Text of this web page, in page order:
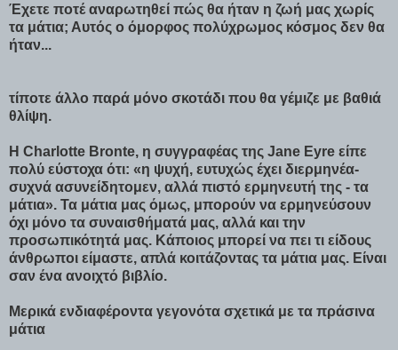
Έχετε ποτέ αναρωτηθεί πώς θα ήταν η ζωή μας χωρίς
τα μάτια; Αυτός ο όμορφος πολύχρωμος κόσμος δεν θα
ήταν...
τίποτε άλλο παρά μόνο σκοτάδι που θα γέμιζε με βαθιά
θλίψη.
Η Charlotte Bronte, η συγγραφέας της Jane Eyre είπε
πολύ εύστοχα ότι: «η ψυχή, ευτυχώς έχει διερμηνέα-
συχνά ασυνείδητομεν, αλλά πιστό ερμηνευτή της - τα
μάτια». Τα μάτια μας όμως, μπορούν να ερμηνεύσουν
όχι μόνο τα συναισθήματά μας, αλλά και την
προσωπικότητά μας. Κάποιος μπορεί να πει τι είδους
άνθρωποι είμαστε, απλά κοιτάζοντας τα μάτια μας. Είναι
σαν ένα ανοιχτό βιβλίο.
Μερικά ενδιαφέροντα γεγονότα σχετικά με τα πράσινα
μάτια